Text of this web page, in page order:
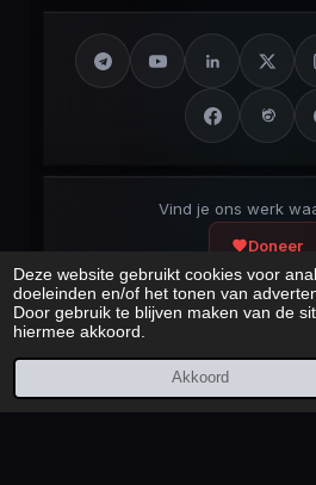
Deze website gebruikt cookies voor
doeleinden en/of het tonen van
Door gebruik te blijven maken van de
hiermee akkoord.
Akkoord
Vind je ons werk
Doneer
Security Disclaimer
Cookieverklaring
Laatst bijgewerkt: